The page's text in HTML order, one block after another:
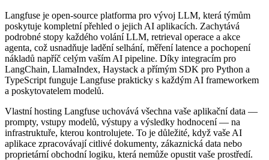
Langfuse je open-source platforma pro vývoj LLM, která týmům
poskytuje kompletní přehled o jejich AI aplikacích. Zachytává
podrobné stopy každého volání LLM, retrieval operace a akce
agenta, což usnadňuje ladění selhání, měření latence a pochopení
nákladů napříč celým vaším AI pipeline. Díky integracím pro
LangChain, LlamaIndex, Haystack a přímým SDK pro Python a
TypeScript funguje Langfuse prakticky s každým AI frameworkem
a poskytovatelem modelů.
Vlastní hosting Langfuse uchovává všechna vaše aplikační data —
prompty, vstupy modelů, výstupy a výsledky hodnocení — na
infrastruktuře, kterou kontrolujete. To je důležité, když vaše AI
aplikace zpracovávají citlivé dokumenty, zákaznická data nebo
proprietární obchodní logiku, která nemůže opustit vaše prostředí.